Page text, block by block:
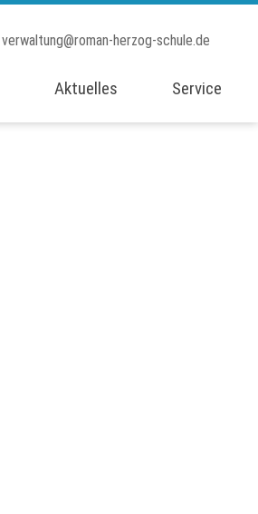
verwaltung@roman-herzog-schule.de
Aktuelles Service